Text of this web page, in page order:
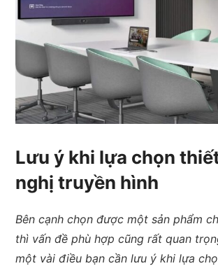
Lưu ý khi lựa chọn
nghị truyền hình
Bên cạnh chọn được một sản phẩm
thì vấn đề phù hợp cũng rất quan
một vài điều bạn cần lưu ý khi lựa